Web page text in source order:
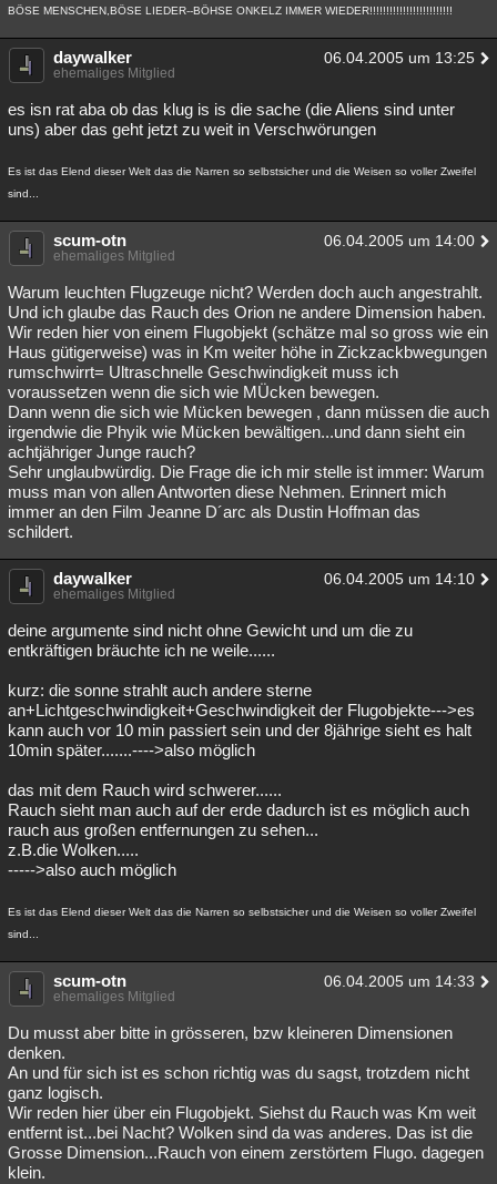
BÖSE MENSCHEN,BÖSE LIEDER--BÖHSE ONKELZ IMMER WIEDER!!!!!!!!!!!!!!!!!!!!!!!!!
daywalker 06.04.2005 um 13:25
ehemaliges Mitglied
es isn rat aba ob das klug is is die sache (die Aliens sind unter
uns) aber das geht jetzt zu weit in Verschwörungen
Es ist das Elend dieser Welt das die Narren so selbstsicher und die Weisen so voller Zweifel
sind...
scum-otn 06.04.2005 um 14:00
ehemaliges Mitglied
Warum leuchten Flugzeuge nicht? Werden doch auch angestrahlt.
Und ich glaube das Rauch des Orion ne andere Dimension haben.
Wir reden hier von einem Flugobjekt (schätze mal so gross wie ein
Haus gütigerweise) was in Km weiter höhe in Zickzackbwegungen
rumschwirrt= Ultraschnelle Geschwindigkeit muss ich
voraussetzen wenn die sich wie MÜcken bewegen.
Dann wenn die sich wie Mücken bewegen , dann müssen die auch
irgendwie die Phyik wie Mücken bewältigen...und dann sieht ein
achtjähriger Junge rauch?
Sehr unglaubwürdig. Die Frage die ich mir stelle ist immer: Warum
muss man von allen Antworten diese Nehmen. Erinnert mich
immer an den Film Jeanne D´arc als Dustin Hoffman das
schildert.
daywalker 06.04.2005 um 14:10
ehemaliges Mitglied
deine argumente sind nicht ohne Gewicht und um die zu
entkräftigen bräuchte ich ne weile......
kurz: die sonne strahlt auch andere sterne
an+Lichtgeschwindigkeit+Geschwindigkeit der Flugobjekte--->es
kann auch vor 10 min passiert sein und der 8jährige sieht es halt
10min später.......---->also möglich
das mit dem Rauch wird schwerer......
Rauch sieht man auch auf der erde dadurch ist es möglich auch
rauch aus großen entfernungen zu sehen...
z.B.die Wolken.....
----->also auch möglich
Es ist das Elend dieser Welt das die Narren so selbstsicher und die Weisen so voller Zweifel
sind...
scum-otn 06.04.2005 um 14:33
ehemaliges Mitglied
Du musst aber bitte in grösseren, bzw kleineren Dimensionen
denken.
An und für sich ist es schon richtig was du sagst, trotzdem nicht
ganz logisch.
Wir reden hier über ein Flugobjekt. Siehst du Rauch was Km weit
entfernt ist...bei Nacht? Wolken sind da was anderes. Das ist die
Grosse Dimension...Rauch von einem zerstörtem Flugo. dagegen
klein.